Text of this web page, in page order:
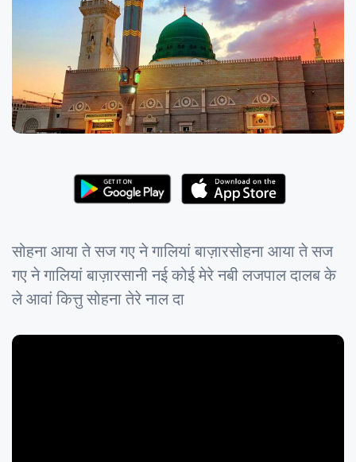
सोहना आया ते सज गए ने गालियां बाज़ारसोहना आया ते सज
गए ने गालियां बाज़ारसानी नई कोई मेरे नबी लजपाल दालब के
ले आवां कित्तु सोहना तेरे नाल दा